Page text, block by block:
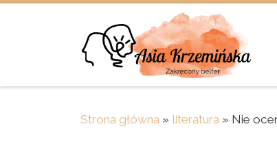
Strona główna » literatura » Nie